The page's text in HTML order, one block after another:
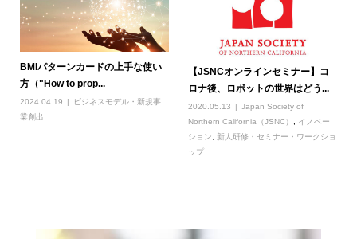
BMIパターンカードの上手な使い
方（"How to prop...
2024.04.19
ビジネスモデル・新規事
業創出
【JSNCオンラインセミナー】コ
ロナ後、ロボットの世界はどう...
2020.05.13
Japan Society of
Northern California（JSNC）
イノベー
ション
新人研修・セミナー・ワークショ
ップ